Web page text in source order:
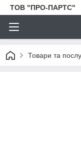
ТОВ "ПРО-ПАРТС"
Товари та